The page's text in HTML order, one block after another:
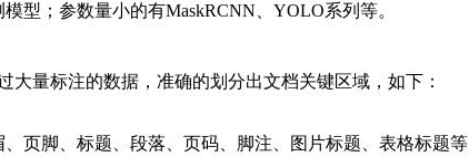
模型；参数量小的有MaskRCNN、YOLO系列等。
大量标注的数据，准确的划分出文档关键区域，如下：
页脚、标题、段落、页码、脚注、图片标题、表格标题等